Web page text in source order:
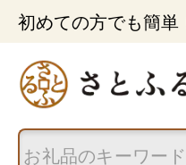
初めての方でも簡単